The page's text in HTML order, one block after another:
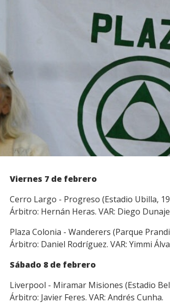
Facebook
WhatsApp
Copy
Viernes 7 de febrero
Cerro Largo - Progreso (Estadio Ubilla,
Árbitro: Hernán Heras. VAR: Diego
Plaza Colonia - Wanderers (Parque
Árbitro: Daniel Rodríguez. VAR: Yimmi
Sábado 8 de febrero
Liverpool - Miramar Misiones (Estadio
Árbitro: Javier Feres. VAR: Andrés Cunha.